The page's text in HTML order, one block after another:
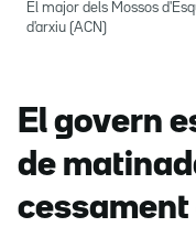
El major dels Mossos
d'arxiu (ACN)
El govern
de
cessament